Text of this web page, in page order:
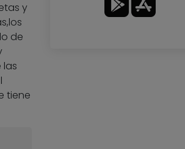
y
de
tiene